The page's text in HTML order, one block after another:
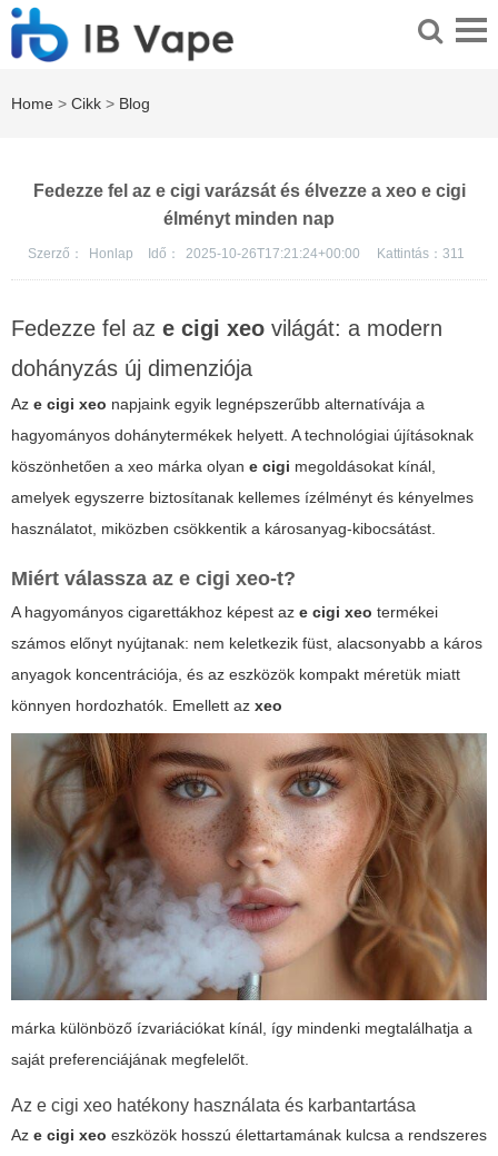
Home > Cikk > Blog
Fedezze fel az e cigi varázsát és élvezze a xeo e cigi
élményt minden nap
Szerző： Honlap Idő： 2025-10-26T17:21:24+00:00 Kattintás： 311
Fedezze fel az e cigi xeo világát: a modern
dohányzás új dimenziója
Az e cigi xeo napjaink egyik legnépszerűbb alternatívája a
hagyományos dohánytermékek helyett. A technológiai újításoknak
köszönhetően a xeo márka olyan e cigi megoldásokat kínál,
amelyek egyszerre biztosítanak kellemes ízélményt és kényelmes
használatot, miközben csökkentik a károsanyag-kibocsátást.
Miért válassza az e cigi xeo-t?
A hagyományos cigarettákhoz képest az e cigi xeo termékei
számos előnyt nyújtanak: nem keletkezik füst, alacsonyabb a káros
anyagok koncentrációja, és az eszközök kompakt méretük miatt
könnyen hordozhatók. Emellett az xeo
márka különböző ízvariációkat kínál, így mindenki megtalálhatja a
saját preferenciájának megfelelőt.
Az e cigi xeo hatékony használata és karbantartása
Az e cigi xeo eszközök hosszú élettartamának kulcsa a rendszeres